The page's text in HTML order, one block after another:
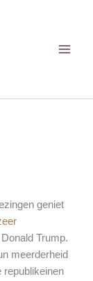
geniet
Trump.
meerderheid
republikeinen